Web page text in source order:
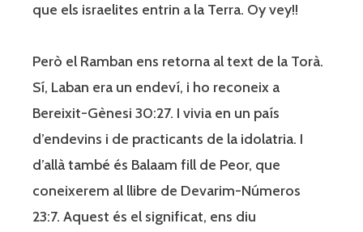
que els israelites entrin a la Terra. Oy vey!!
Però el Ramban ens retorna al text de la Torà.
Sí, Laban era un endeví, i ho reconeix a
Bereixit-Gènesi 30:27. I vivia en un país
d’endevins i de practicants de la idolatria. I
d’allà també és Balaam fill de Peor, que
coneixerem al llibre de Devarim-Números
23:7. Aquest és el significat, ens diu